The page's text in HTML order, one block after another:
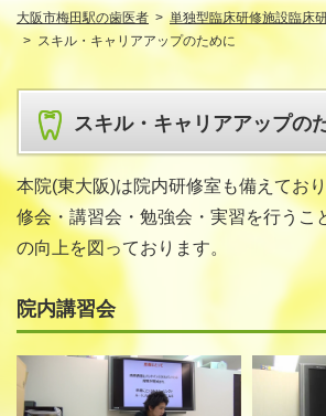
大阪市梅田駅の歯医者
単独型臨床研修施設臨床
スキル・キャリアアップのために
スキル・キャリアアップの
本院(東大阪)は院内研修室も備えてお
修会・講習会・勉強会・実習を行うこ
の向上を図っております。
院内講習会